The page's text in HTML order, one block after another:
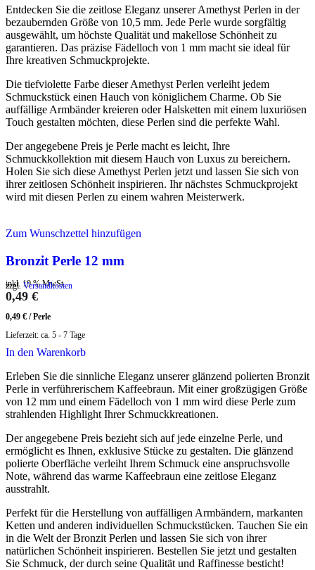
Entdecken Sie die zeitlose Eleganz unserer Amethyst Perlen in der
bezaubernden Größe von 10,5 mm. Jede Perle wurde sorgfältig
ausgewählt, um höchste Qualität und makellose Schönheit zu
garantieren. Das präzise Fädelloch von 1 mm macht sie ideal für
Ihre kreativen Schmuckprojekte.
Die tiefviolette Farbe dieser Amethyst Perlen verleiht jedem
Schmuckstück einen Hauch von königlichem Charme. Ob Sie
auffällige Armbänder kreieren oder Halsketten mit einem luxuriösen
Touch gestalten möchten, diese Perlen sind die perfekte Wahl.
Der angegebene Preis je Perle macht es leicht, Ihre
Schmuckkollektion mit diesem Hauch von Luxus zu bereichern.
Holen Sie sich diese Amethyst Perlen jetzt und lassen Sie sich von
ihrer zeitlosen Schönheit inspirieren. Ihr nächstes Schmuckprojekt
wird mit diesen Perlen zu einem wahren Meisterwerk.
Zum Wunschzettel hinzufügen
Bronzit Perle 12 mm
inkl. 19 % MwSt.
zzgl. Versandkosten
0,49 €
0,49 € /Perle
Lieferzeit: ca. 5 - 7 Tage
In den Warenkorb
Erleben Sie die sinnliche Eleganz unserer glänzend polierten Bronzit
Perle in verführerischem Kaffeebraun. Mit einer großzügigen Größe
von 12 mm und einem Fädelloch von 1 mm wird diese Perle zum
strahlenden Highlight Ihrer Schmuckkreationen.
Der angegebene Preis bezieht sich auf jede einzelne Perle, und
ermöglicht es Ihnen, exklusive Stücke zu gestalten. Die glänzend
polierte Oberfläche verleiht Ihrem Schmuck eine anspruchsvolle
Note, während das warme Kaffeebraun eine zeitlose Eleganz
ausstrahlt.
Perfekt für die Herstellung von auffälligen Armbändern, markanten
Ketten und anderen individuellen Schmuckstücken. Tauchen Sie ein
in die Welt der Bronzit Perlen und lassen Sie sich von ihrer
natürlichen Schönheit inspirieren. Bestellen Sie jetzt und gestalten
Sie Schmuck, der durch seine Qualität und Raffinesse besticht!